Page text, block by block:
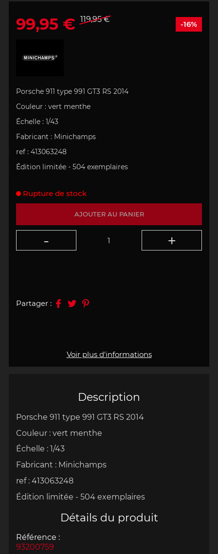
Description
Porsche 911 type 991 GT3 RS 2014
Couleur : vert menthe
Échelle : 1/43
Fabricant : Minichamps
ref : 413063248
Édition limitée - 504 exemplaires
Détails du produit
Référence :
93200759
99,95 € 119,95 € -16%
Porsche 911 type 991 GT3 RS 2014
Couleur : vert menthe
Échelle : 1/43
Fabricant : Minichamps
ref : 413063248
Édition limitée - 504 exemplaires
Voir plus d'informations
AJOUTER AU PANIER
Rupture de stock
Partager :